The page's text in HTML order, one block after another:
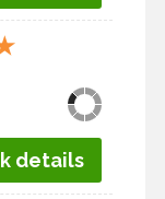
details